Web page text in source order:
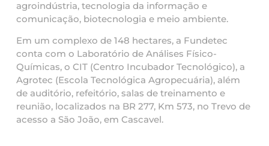
agroindústria, tecnologia da informação e
comunicação, biotecnologia e meio ambiente.
Em um complexo de 148 hectares, a Fundetec
conta com o Laboratório de Análises Físico-
Químicas, o CIT (Centro Incubador Tecnológico), a
Agrotec (Escola Tecnológica Agropecuária), além
de auditório, refeitório, salas de treinamento e
reunião, localizados na BR 277, Km 573, no Trevo de
acesso a São João, em Cascavel.